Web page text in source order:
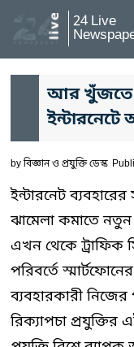
24 Live
আর খুঁজতে
byবিজ্ঞান ও প্রযুক্তি ডেস্ক
ইন্টারনেট
ঝামেলা কমাতে
এখন থেকে ট্রাফিক
পরিবর্তে
ব্যবহারকারী
রিক্যাপচা প্রযুক্তির